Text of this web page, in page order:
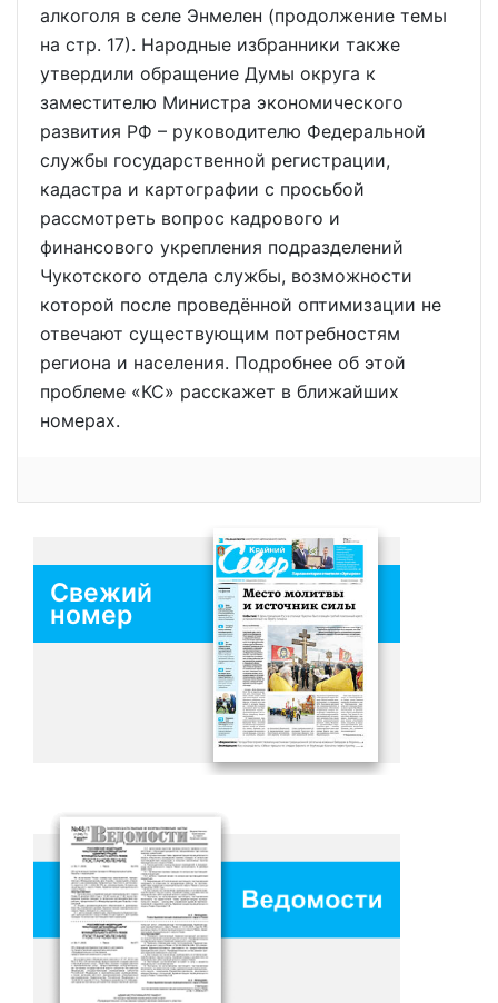
алкоголя в селе Энмелен (продолжение темы
на стр. 17). Народные избранники также
утвердили обращение Думы округа к
заместителю Министра экономического
развития РФ – руководителю Федеральной
службы государственной регистрации,
кадастра и картографии с просьбой
рассмотреть вопрос кадрового и
финансового укрепления подразделений
Чукотского отдела службы, возможности
которой после проведённой оптимизации не
отвечают существующим потребностям
региона и населения. Подробнее об этой
проблеме «КС» расскажет в ближайших
номерах.
Свежий
номер